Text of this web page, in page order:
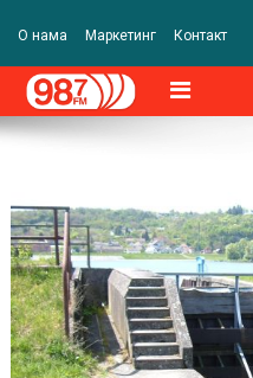
О нама Маркетинг Контакт